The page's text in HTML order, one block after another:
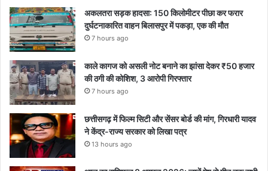
अकलतरा सड़क हादसा: 150 किलोमीटर पीछा कर फरार
दुर्घटनाकारित वाहन बिलासपुर में पकड़ा, एक की मौत
7 hours ago
काले कागज को असली नोट बनाने का झांसा देकर ₹50 हजार
की ठगी की कोशिश, 3 आरोपी गिरफ्तार
7 hours ago
छत्तीसगढ़ में फिल्म सिटी और सेंसर बोर्ड की मांग, गिरधारी यादव
ने केंद्र-राज्य सरकार को लिखा पत्र
13 hours ago